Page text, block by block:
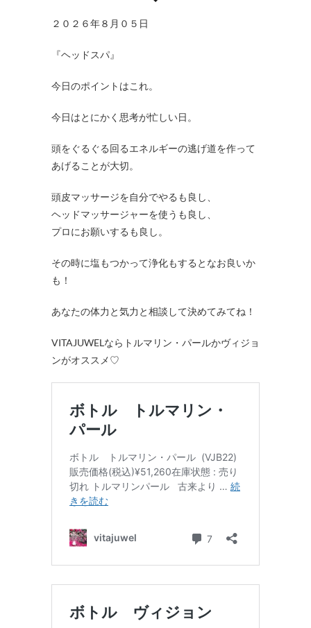
２０２６年８月０５日
『ヘッドスパ』
今日のポイントはこれ。
今日はとにかく思考が忙しい日。
頭をぐるぐる回るエネルギーの逃げ道を作って
あげることが大切。
頭皮マッサージを自分でやるも良し、
ヘッドマッサージャーを使うも良し、
プロにお願いするも良し。
その時に塩もつかって浄化もするとなお良いか
も！
あなたの体力と気力と相談して決めてみてね！
VITAJUWELならトルマリン・パールかヴィジョ
ンがオススメ♡